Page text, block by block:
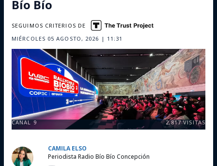
Bío Bío
MIÉRCOLES 05 AGOSTO, 2026 | 11:31
SEGUIMOS CRITERIOS DE
CANAL 9 2,817VISITAS
CAMILA ELSO
Periodista Radio Bío Bío Concepción